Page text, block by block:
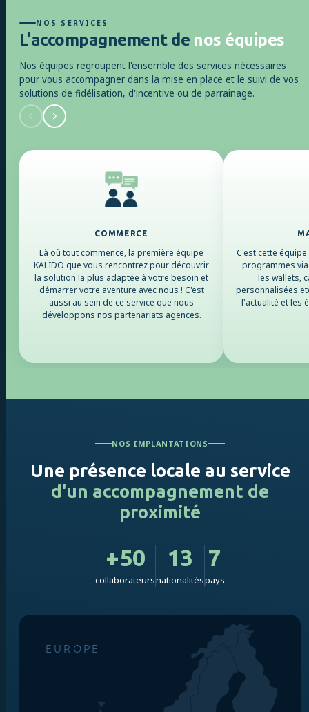
NOS SERVICES
L'accompagnement de nos équipes
Nos équipes regroupent l'ensemble des services nécessaires
pour vous accompagner dans la mise en place et le suivi de vos
solutions de fidélisation, d'incentive ou de parrainage.
COMMERCE
Là où tout commence, la première équipe
KALIDO que vous rencontrez pour découvrir
la solution la plus adaptée à votre besoin et
démarrer votre aventure avec nous ! C'est
aussi au sein de ce service que nous
développons nos partenariats agences.
C'est cette
programmes
les wallets,
personnalisées
l'actualité et les
NOS IMPLANTATIONS
Une présence locale au service
d'un accompagnement de
proximité
+50
collaborateurs
13
nationalités
7
pays
EUROPE